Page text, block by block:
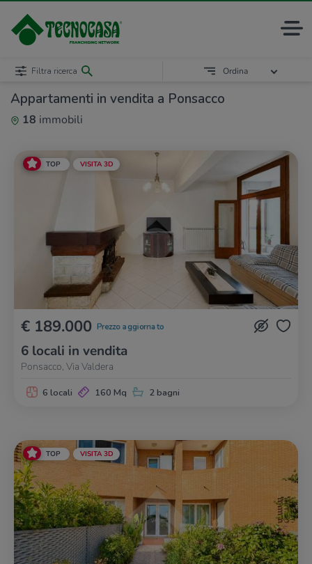
Appartamenti in vendita a Ponsacco
18 immobili
Filtra ricerca Ordina
TOP VISITA 3D
€ 189.000 Prezzo aggiornato
6 locali in vendita
Ponsacco, Via Valdera
6 locali 160 Mq 2 bagni
TOP VISITA 3D